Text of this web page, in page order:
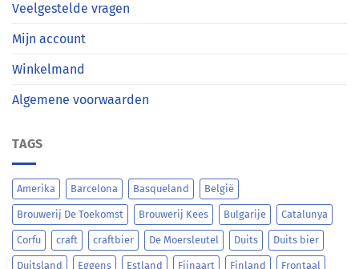
Veelgestelde vragen
Mijn account
Winkelmand
Algemene voorwaarden
TAGS
Amerika Barcelona Basqueland België
Brouwerij De Toekomst Brouwerij Kees Bulgarije Catalunya
Corfu craft craftbier De Moersleutel Duits Duits bier
Duitsland Eggens Estland Fijnaart Finland Frontaal